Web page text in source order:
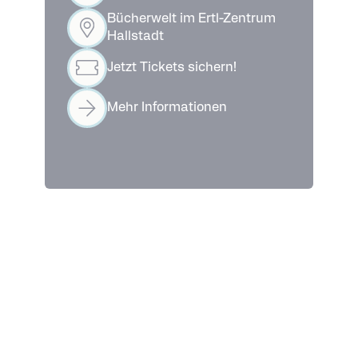
Bücherwelt im Ertl-Zentrum
Hallstadt
Jetzt Tickets sichern!
Mehr Informationen